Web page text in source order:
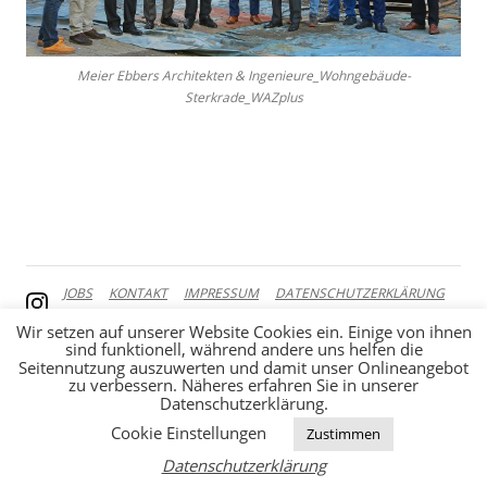
Meier Ebbers Architekten & Ingenieure_Wohngebäude-
Sterkrade_WAZplus
JOBS KONTAKT IMPRESSUM DATENSCHUTZERKLÄRUNG
Wir setzen auf unserer Website Cookies ein. Einige von ihnen
sind funktionell, während andere uns helfen die
Seitennutzung auszuwerten und damit unser Onlineangebot
zu verbessern. Näheres erfahren Sie in unserer
Datenschutzerklärung.
Cookie Einstellungen
Zustimmen
Datenschutzerklärung